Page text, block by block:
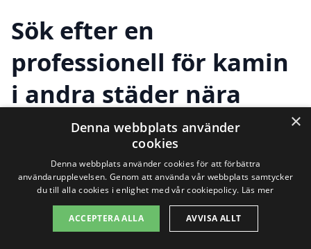
Sök efter en
professionell för kamin
i andra städer nära
Haparanda
Att hitta rätt hjälp för att installera eller
underhålla en kamin i Haparanda kan
vara en utmaning. Det finns dock flera
×
Denna webbplats använder
cookies
Denna webbplats använder cookies för att förbättra
användarupplevelsen. Genom att använda vår webbplats samtycker
du till alla cookies i enlighet med vår cookiepolicy. Läs mer
ACCEPTERA ALLA AVVISA ALLT